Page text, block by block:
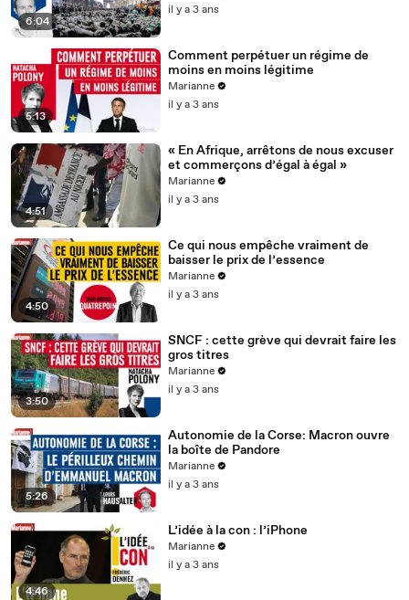
6:04
il y a 3 ans
5:13
Comment perpétuer un régime de
moins en moins légitime
Marianne
il y a 3 ans
4:51
« En Afrique, arrêtons de nous excuser
et commerçons d’égal à égal »
Marianne
il y a 3 ans
4:50
Ce qui nous empêche vraiment de
baisser le prix de l’essence
Marianne
il y a 3 ans
3:50
SNCF : cette grève qui devrait faire les
gros titres
Marianne
il y a 3 ans
5:26
Autonomie de la Corse: Macron ouvre
la boîte de Pandore
Marianne
il y a 3 ans
4:46
L’idée à la con : l’iPhone
Marianne
il y a 3 ans